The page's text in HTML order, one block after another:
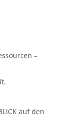
–
auf den